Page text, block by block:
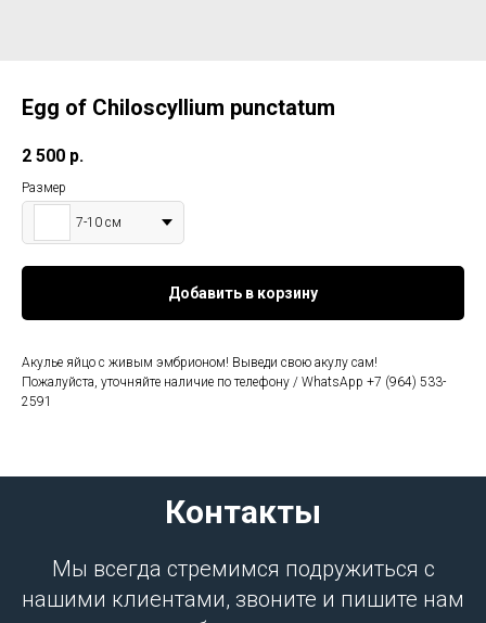
Egg of Chiloscyllium punctatum
2 500 р.
Размер
7-10 см
Добавить в корзину
Акулье яйцо с живым эмбрионом! Выведи свою акулу сам!
Пожалуйста, уточняйте наличие по телефону / WhatsApp +7 (964) 533-
2591
Контакты
Мы всегда стремимся подружиться с
нашими клиентами, звоните и пишите нам